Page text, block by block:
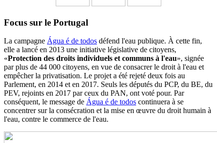
Focus sur le Portugal
La campagne Água é de todos défend l'eau publique. À cette fin,
elle a lancé en 2013 une initiative législative de citoyens,
«Protection des droits individuels et communs à l'eau», signée
par plus de 44 000 citoyens, en vue de consacrer le droit à l'eau et
empêcher la privatisation. Le projet a été rejeté deux fois au
Parlement, en 2014 et en 2017. Seuls les députés du PCP, du BE, du
PEV, rejoints en 2017 par ceux du PAN, ont voté pour. Par
conséquent, le message de Água é de todos continuera à se
concentrer sur la consécration et la mise en œuvre du droit humain à
l'eau, contre le commerce de l'eau.